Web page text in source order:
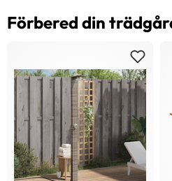
Förbered din